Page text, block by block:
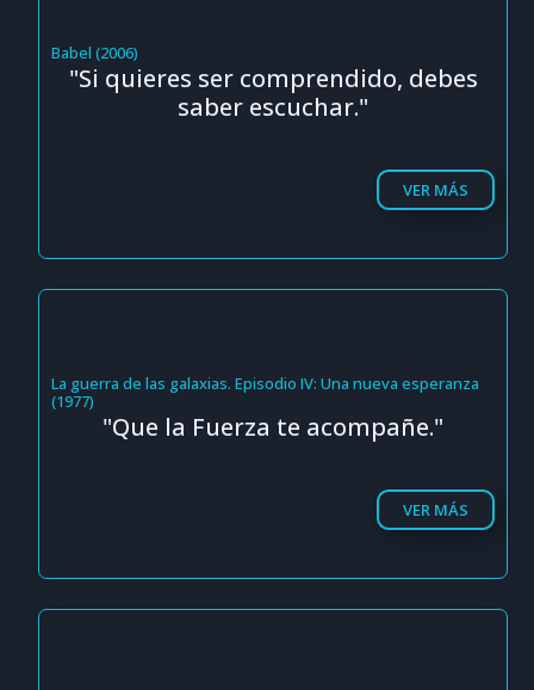
Babel (2006)
"Si quieres ser comprendido, debes
saber escuchar."
VER MÁS
La guerra de las galaxias. Episodio IV: Una nueva esperanza
(1977)
"Que la Fuerza te acompañe."
VER MÁS